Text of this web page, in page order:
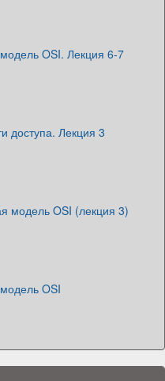
OSI. Лекция 6-7
доступа. Лекция 3
модель OSI (лекция 3)
OSI